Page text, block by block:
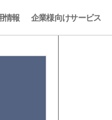
情報 企業様向けサービス